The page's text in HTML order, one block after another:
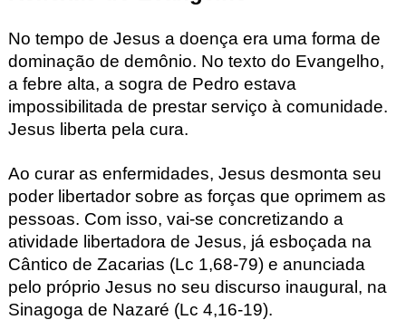
No tempo de Jesus a doença era uma forma de
dominação de demônio. No texto do Evangelho,
a febre alta, a sogra de Pedro estava
impossibilitada de prestar serviço à comunidade.
Jesus liberta pela cura.
Ao curar as enfermidades, Jesus desmonta seu
poder libertador sobre as forças que oprimem as
pessoas. Com isso, vai-se concretizando a
atividade libertadora de Jesus, já esboçada na
Cântico de Zacarias (Lc 1,68-79) e anunciada
pelo próprio Jesus no seu discurso inaugural, na
Sinagoga de Nazaré (Lc 4,16-19).